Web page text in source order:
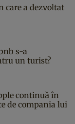
care a dezvoltat
s-a
un turist?
continuă în
de compania lui